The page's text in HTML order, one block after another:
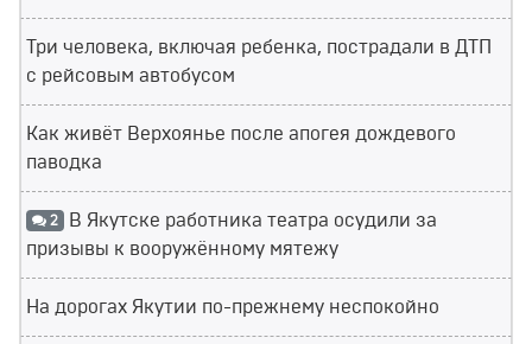
Три человека, включая ребенка, пострадали в ДТП
с рейсовым автобусом
Как живёт Верхоянье после апогея дождевого
паводка
2 В Якутске работника театра осудили за
призывы к вооружённому мятежу
На дорогах Якутии по-прежнему неспокойно